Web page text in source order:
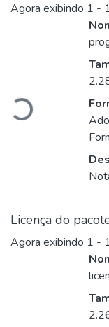
Agora exibindo 1 -
Carregando...
Licença do
Agora exibindo 1 -